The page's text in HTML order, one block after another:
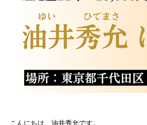
こんにちは、油井秀允です。